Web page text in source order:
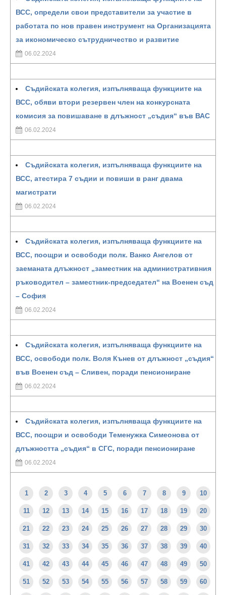
ВСС, определи свои представители за участие в
работата по нов правен инструмент на Организацията
за икономическо сътрудничество и развитие
06.02.2024
Съдийската колегия, изпълняваща функциите на
ВСС, обяви втори резервен член на конкурсната
комисия за повишаване в длъжност „съдия“ във ВАС
06.02.2024
Съдийската колегия, изпълняваща функциите на
ВСС, атестира 7 съдии и повиши в ранг двама
магистрати
06.02.2024
Съдийската колегия, изпълняваща функциите на
ВСС, поощри и освободи полк. Ванко Ангелов от
заеманата длъжност „заместник на административния
ръководител – заместник-председател“ на Военен съд
– София
06.02.2024
Съдийската колегия, изпълняваща функциите на
ВСС, освободи полк. Воля Кънев от длъжност „съдия“
във Военен съд – Сливен, поради пенсиониране
06.02.2024
Съдийската колегия, изпълняваща функциите на
ВСС, поощри и освободи Теменужка Симеонова от
длъжността „съдия“ в СГС, поради пенсиониране
06.02.2024
1 2 3 4 5 6 7 8 9 10
11 12 13 14 15 16 17 18 19 20
21 22 23 24 25 26 27 28 29 30
31 32 33 34 35 36 37 38 39 40
41 42 43 44 45 46 47 48 49 50
51 52 53 54 55 56 57 58 59 60